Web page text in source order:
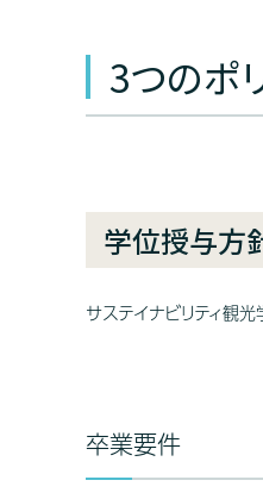
3つのポ
学位授与方針
サステイナビリティ観
卒業要件